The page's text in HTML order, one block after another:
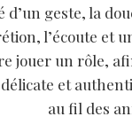
geste, la
l’écoute et
jouer un
et
au fil des